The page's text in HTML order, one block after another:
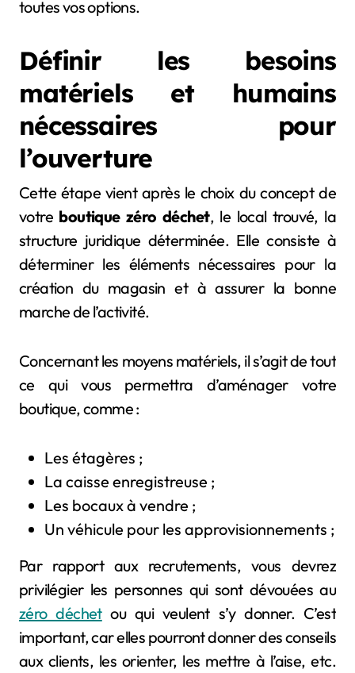
toutes vos options.
Définir les besoins
matériels et humains
nécessaires pour
l’ouverture
Cette étape vient après le choix du concept de
votre boutique zéro déchet, le local trouvé, la
structure juridique déterminée. Elle consiste à
déterminer les éléments nécessaires pour la
création du magasin et à assurer la bonne
marche de l’activité.
Concernant les moyens matériels, il s’agit de tout
ce qui vous permettra d’aménager votre
boutique, comme :
Les étagères ;
La caisse enregistreuse ;
Les bocaux à vendre ;
Un véhicule pour les approvisionnements ;
Par rapport aux recrutements, vous devrez
privilégier les personnes qui sont dévouées au
zéro déchetou qui veulent s’y donner. C’est
important, car elles pourront donner des conseils
aux clients, les orienter, les mettre à l’aise, etc.